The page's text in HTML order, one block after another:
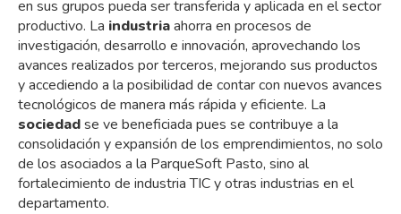
en sus grupos pueda ser transferida y aplicada en el sector
productivo. La industriaahorra en procesos de
investigación, desarrollo e innovación, aprovechando los
avances realizados por terceros, mejorando sus productos
y accediendo a la posibilidad de contar con nuevos avances
tecnológicos de manera más rápida y eficiente. La
sociedadse ve beneficiada pues se contribuye a la
consolidación y expansión de los emprendimientos, no solo
de los asociados a la ParqueSoft Pasto, sino al
fortalecimiento de industria TIC y otras industrias en el
departamento.